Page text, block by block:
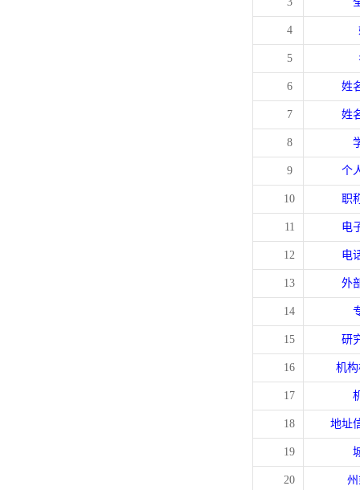
4
5
6 姓
7 姓
8
9 个
10 职
11 电
12 电
13 外
14
15 研
16 机
17
18 地址
19
20